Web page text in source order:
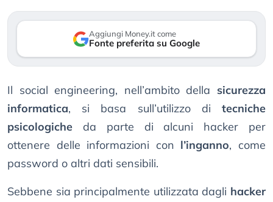
Aggiungi Money.it come
Fonte preferita su Google
Il social engineering, nell’ambito della sicurezza
informatica, si basa sull’utilizzo di tecniche
psicologiche da parte di alcuni hacker per
ottenere delle informazioni con l’inganno, come
password o altri dati sensibili.
Sebbene sia principalmente utilizzata dagli hacker